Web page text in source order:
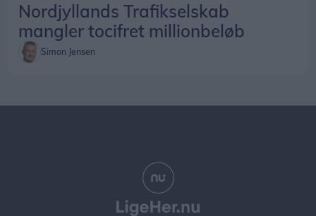
Nordjyllands Trafikselskab
mangler tocifret millionbeløb
Simon Jensen